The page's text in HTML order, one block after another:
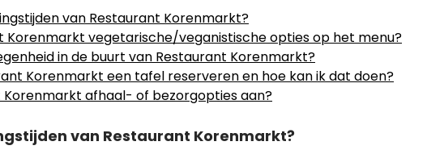
van Restaurant Korenmarkt?
Korenmarkt vegetarische/veganistische opties op het menu?
in de buurt van Restaurant Korenmarkt?
Korenmarkt een tafel reserveren en hoe kan ik dat doen?
Korenmarkt afhaal- of bezorgopties aan?
van Restaurant Korenmarkt?